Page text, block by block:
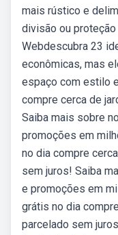
mais rústico e
divisão ou
Webdescubra 23
econômicas, mas
espaço com estilo
compre cerca de
Saiba mais sobre
promoções em
no dia compre
sem juros! Saiba
e promoções em
grátis no dia
parcelado sem